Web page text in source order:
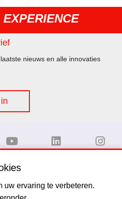
EXPERIENCE
nieuws en alle innovaties
uw ervaring te verbeteren.